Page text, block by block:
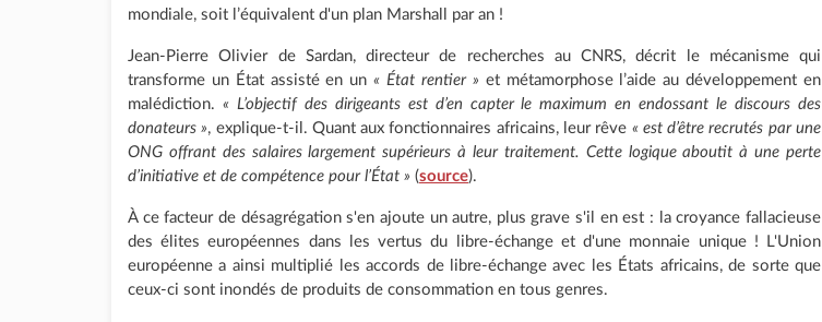
mondiale, soit l’équivalent d'un plan Marshall par an !
Jean-Pierre Olivier de Sardan, directeur de recherches au CNRS, décrit le mécanisme qui
transforme un État assisté en un« État rentier » et métamorphose l’aide au développement en
malédiction. « L’objectif des dirigeants est d’en capter le maximum en endossant le discours des
donateurs », explique-t-il. Quant aux fonctionnaires africains, leur rêve « est d’être recrutés par une
ONG offrant des salaires largement supérieurs à leur traitement. Cette logique aboutit à une perte
d’initiative et de compétence pour l’État » (source).
À ce facteur de désagrégation s'en ajoute un autre, plus grave s'il en est : la croyance fallacieuse
des élites européennes dans les vertus du libre-échange et d'une monnaie unique ! L'Union
européenne a ainsi multiplié les accords de libre-échange avec les États africains, de sorte que
ceux-ci sont inondés de produits de consommation en tous genres.